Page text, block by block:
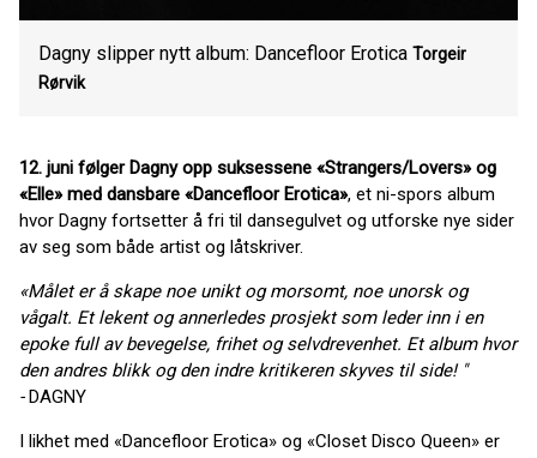
Dagny slipper nytt album: Dancefloor Erotica Torgeir
Rørvik
12. juni følger Dagny opp suksessene «Strangers/Lovers» og
«Elle» med dansbare «Dancefloor Erotica», et ni-spors album
hvor Dagny fortsetter å fri til dansegulvet og utforske nye sider
av seg som både artist og låtskriver.
«Målet er å skape noe unikt og morsomt, noe unorsk og
vågalt. Et lekent og annerledes prosjekt som leder inn i en
epoke full av bevegelse, frihet og selvdrevenhet. Et album hvor
den andres blikk og den indre kritikeren skyves til side! "
-DAGNY
I likhet med «Dancefloor Erotica» og «Closet Disco Queen» er